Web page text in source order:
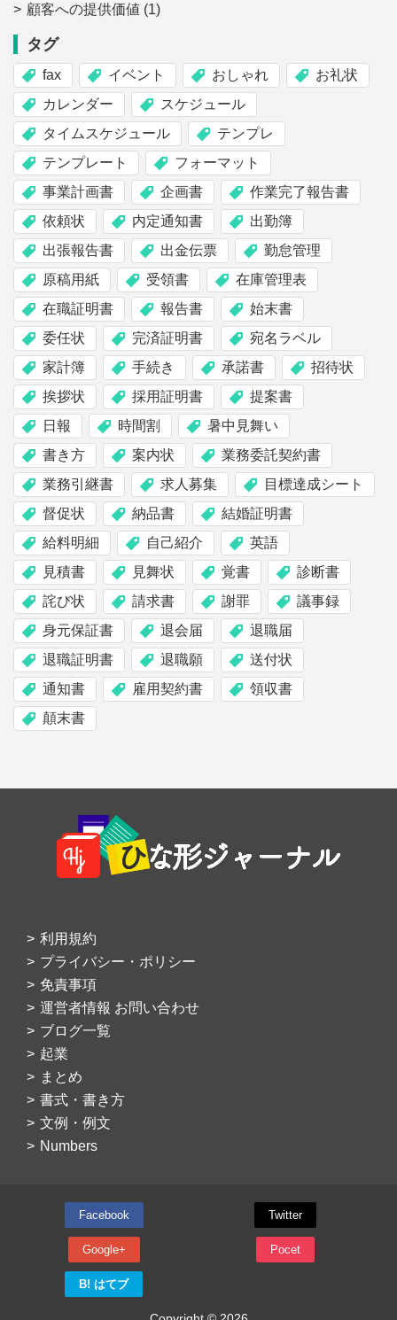
顧客への提供価値 (1)
タグ
fax イベント おしゃれ
お礼状
カレンダー
スケジュール
タイムスケジュール
テンプレ
テンプレート
フォーマット
事業計画書
企画書
作業完了報告書
依頼状
内定通知書
出勤簿
出張報告書
出金伝票
勤怠管理
原稿用紙
受領書
在庫管理表
在職証明書
報告書
始末書
委任状
完済証明書
宛名ラベル
家計簿
手続き 承諾書
招待状
挨拶状
採用証明書
提案書
日報
時間割
暑中見舞い
書き方
案内状
業務委託契約書
業務引継書
求人募集
目標達成シート
督促状
納品書
結婚証明書
給料明細
自己紹介
英語
見積書
見舞状 覚書
診断書
詫び状
請求書 謝罪
議事録
身元保証書
退会届
退職届
退職証明書
退職願
送付状
通知書
雇用契約書
領収書
顛末書
Footer
利用規約
プライバシー・ポリシー
免責事項
運営者情報 お問い合わせ
ブログ一覧
起業
まとめ
書式・書き方
文例・例文
Numbers
Facebook Twitter
Google+ Pocet
B! はてブ